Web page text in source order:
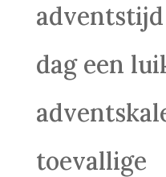
dag een
toevallige